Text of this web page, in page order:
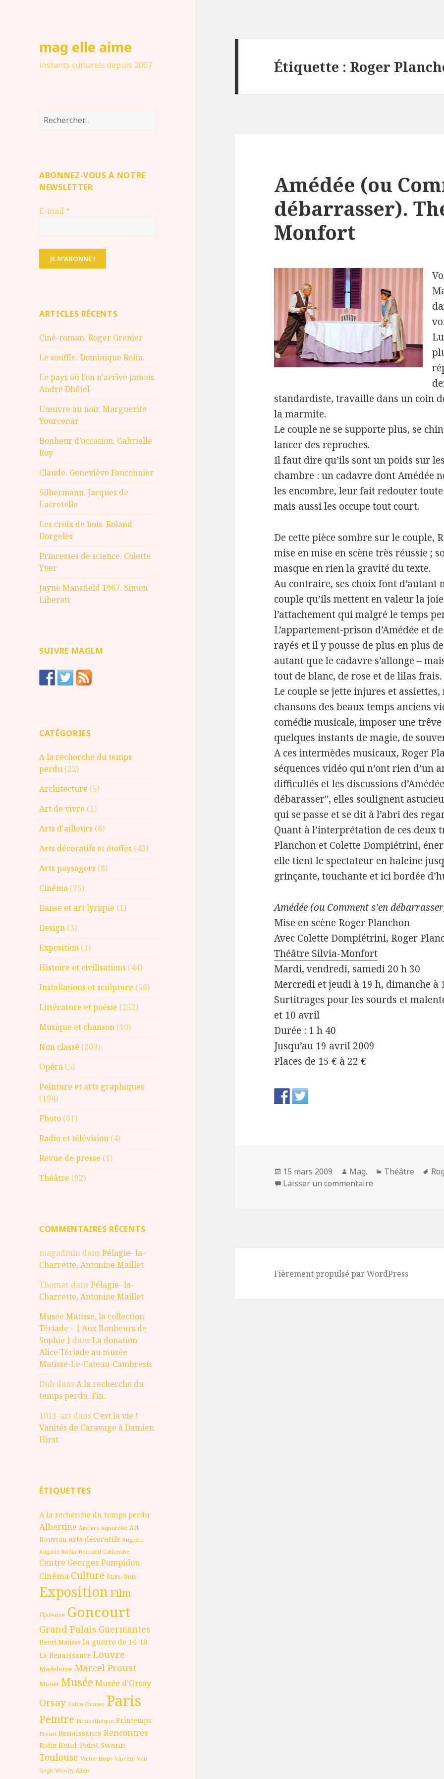
mag elle aime
instants culturels depuis 2007
Rechercher :
ABONNEZ-VOUS À NOTRE
NEWSLETTER
E-mail *
ARTICLES RÉCENTS
Ciné-roman. Roger Grenier
Le souffle. Dominique Rolin.
Le pays où l’on n’arrive jamais.
André Dhôtel
L’œuvre au noir. Marguerite
Yourcenar
Bonheur d’occasion. Gabrielle
Roy
Claude. Geneviève Fauconnier
Silbermann. Jacques de
Lacretelle
Les croix de bois. Roland
Dorgelès
Princesses de science. Colette
Yver
Jayne Mansfield 1967. Simon
Liberati
SUIVRE MAGLM
CATÉGORIES
A la recherche du temps
perdu (22)
Architecture (5)
Art de vivre (1)
Arts d'ailleurs (8)
Arts décoratifs et étoffes (43)
Arts paysagers (8)
Cinéma (75)
Danse et art lyrique (1)
Design (3)
Exposition (1)
Histoire et civilisations (44)
Installations et sculpture (56)
Littérature et poésie (252)
Musique et chanson (10)
Non classé (209)
Opéra (5)
Peinture et arts graphiques
(194)
Photo (61)
Radio et télévision (4)
Revue de presse (1)
Théâtre (92)
COMMENTAIRES RÉCENTS
magadmin dansPélagie- la-
Charrette, Antonine Maillet
Thomas dansPélagie- la-
Charrette, Antonine Maillet
Musée Matisse, la collection
Tériade – { Aux Bonheurs de
Sophie } dansLa donation
Alice Tériade au musée
Matisse-Le-Cateau-Cambresis
Dub dansA la recherche du
temps perdu. Fin.
1011-art dans C'est la vie !
Vanités de Caravage à Damien
Hirst
ÉTIQUETTES
A la recherche du temps perdu
Albertine Amours Aquarelle Art
Nouveau arts décoratifs Auguste
Auguste Rodin Bernard Catherine
Centre Georges Pompidou
Cinéma Culture Etats-Unis
ExpositionFilm
Florence Goncourt
Grand Palais Guermantes
Henri Matisse la guerre de 14-18
La Renaissance Louvre
Madeleine Marcel Proust
Monet Musée Musée d'Orsay
Orsay Pablo Picasso Paris
Peintre Pinacothèque Printemps
Proust Renaissance Rencontres
Rodin Rond-Point Swann
Toulouse Victor Hugo Vincent Van
Gogh Woody Allen
Étiquette : Roger
Amédée (ou
débarrasser).
Monfort
standardiste, travaille dans un coin
la marmite.
Le couple ne se supporte plus, se
lancer des reproches.
Il faut dire qu’ils sont un poids sur
chambre : un cadavre dont Amédée
les encombre, leur fait redouter
mais aussi les occupe tout court.
De cette pièce sombre sur le couple,
mise en mise en scène très réussie ;
masque en rien la gravité du texte.
Au contraire, ses choix font
couple qu’ils mettent en valeur la
l’attachement qui malgré le temps
L’appartement-prison d’Amédée et
rayés et il y pousse de plus en plus
autant que le cadavre s’allonge –
tout de blanc, de rose et de lilas frais.
Le couple se jette injures et assiettes,
chansons des beaux temps anciens
comédie musicale, imposer une
quelques instants de magie, de
A ces intermèdes musicaux, Roger
séquences vidéo qui n’ont rien d’un
difficultés et les discussions
débarasser", elles soulignent
qui se passe et se dit à l’abri des
Quant à l’interprétation de ces deux
Planchon et Colette Dompiétrini,
elle tient le spectateur en haleine
grinçante, touchante et ici bordée
Amédée (ou Comment s’en
Mise en scène Roger Planchon
Avec Colette Dompiétrini, Roger
Théâtre Silvia-Monfort
Mardi, vendredi, samedi 20 h 30
Mercredi et jeudi à 19 h, dimanche à
Surtitrages pour les sourds et
et 10 avril
Durée : 1 h 40
Jusqu’au 19 avril 2009
Places de 15 € à 22 €
Publié
le
15 mars 2009 Auteur
Mag. Catégories
Théâtre
Laisser un commentaire
Fièrement propulsé par WordPress